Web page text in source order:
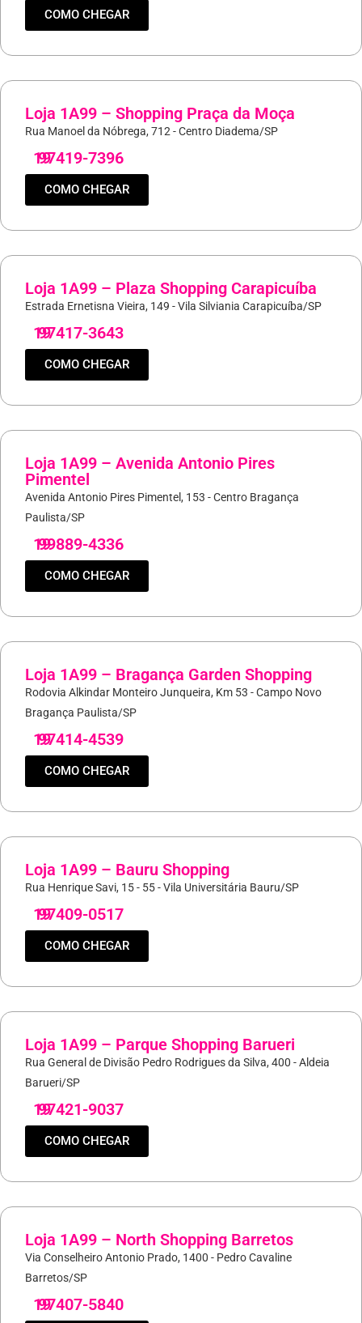
COMO CHEGAR
Loja 1A99 – Shopping Praça da Moça
Rua Manoel da Nóbrega, 712 - Centro Diadema/SP
19
97419-7396
COMO CHEGAR
Loja 1A99 – Plaza Shopping Carapicuíba
Estrada Ernetisna Vieira, 149 - Vila Silviania Carapicuíba/SP
19
97417-3643
COMO CHEGAR
Loja 1A99 – Avenida Antonio Pires
Pimentel
Avenida Antonio Pires Pimentel, 153 - Centro Bragança
Paulista/SP
19
99889-4336
COMO CHEGAR
Loja 1A99 – Bragança Garden Shopping
Rodovia Alkindar Monteiro Junqueira, Km 53 - Campo Novo
Bragança Paulista/SP
19
97414-4539
COMO CHEGAR
Loja 1A99 – Bauru Shopping
Rua Henrique Savi, 15 - 55 - Vila Universitária Bauru/SP
19
97409-0517
COMO CHEGAR
Loja 1A99 – Parque Shopping Barueri
Rua General de Divisão Pedro Rodrigues da Silva, 400 - Aldeia
Barueri/SP
19
97421-9037
COMO CHEGAR
Loja 1A99 – North Shopping Barretos
Via Conselheiro Antonio Prado, 1400 - Pedro Cavaline
Barretos/SP
19
97407-5840